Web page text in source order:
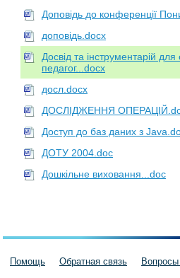
Доповідь до конференції
доповідь.docx
Досвід та інструментарій для
педагог...docx
досл.docx
ДОСЛІДЖЕННЯ
Доступ до баз даних з
ДОТУ 2004.doc
Дошкільне виховання...doc
Помощь Обратная связь